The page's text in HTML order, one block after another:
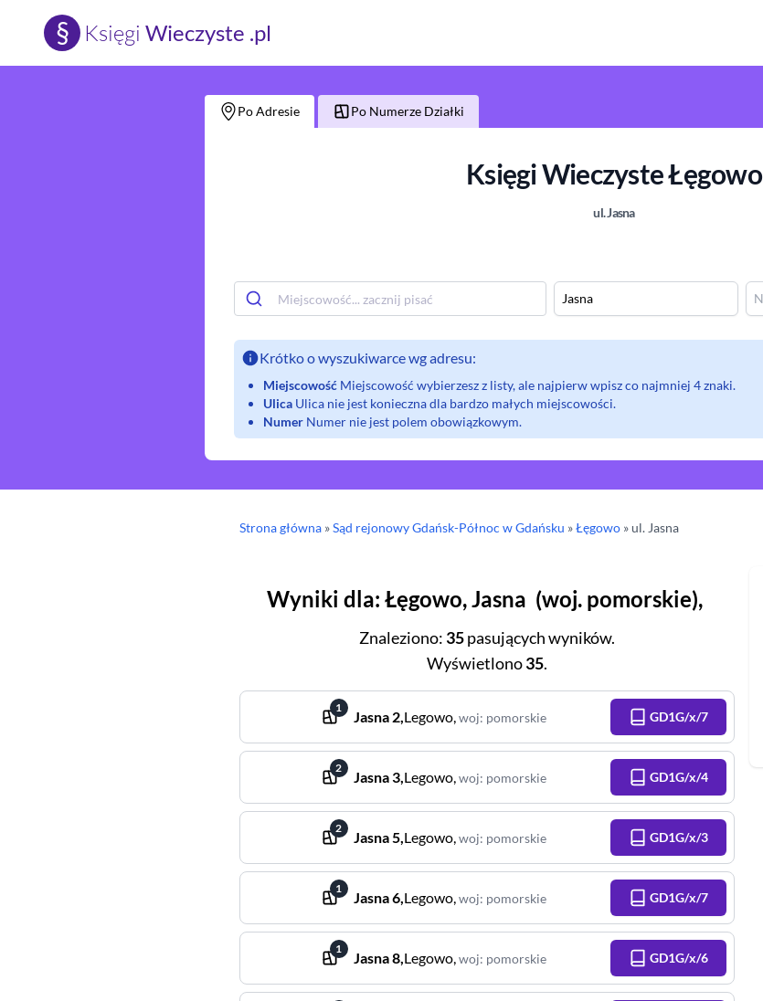
§ Księgi Wieczyste .pl
Po Adresie Po Numerze Działki
Księgi WieczysteŁęgowo
ul.Jasna
Krótko o wyszukiwarce wg adresu:
Miejscowość Miejscowość wybierzesz z listy, ale najpierw wpisz co najmniej 4 znaki.
Ulica Ulica nie jest konieczna dla bardzo małych miejscowości.
Numer Numer nie jest polem obowiązkowym.
Strona główna»Sąd rejonowyGdańsk-Północ w Gdańsku »Łęgowo» ul. Jasna
Wyniki dla: Łęgowo,Jasna (woj. pomorskie),
Znaleziono: 35 pasujących wyników.
Wyświetlono 35.
1
Jasna 2,Legowo,woj: pomorskie GD1G/x/7
2
Jasna3,Legowo,woj: pomorskie GD1G/x/4
2
Jasna5,Legowo,woj: pomorskie GD1G/x/3
1
Jasna6,Legowo,woj: pomorskie GD1G/x/7
1
Jasna8,Legowo,woj: pomorskie GD1G/x/6